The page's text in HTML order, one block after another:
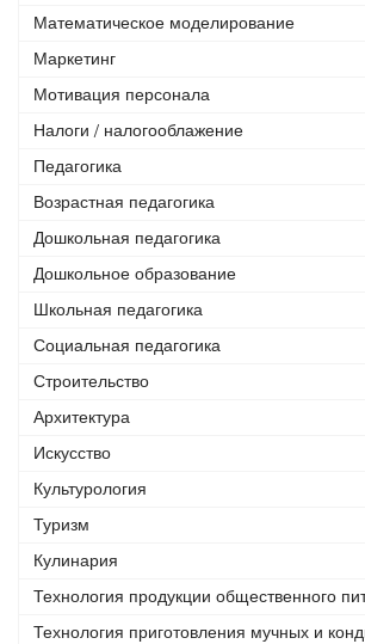
Математическое моделирование
Маркетинг
Мотивация персонала
Налоги / налогооблажение
Педагогика
Возрастная педагогика
Дошкольная педагогика
Дошкольное образование
Школьная педагогика
Социальная педагогика
Строительство
Архитектура
Искусство
Культурология
Туризм
Кулинария
Технология продукции общественного
Технология приготовления мучных и